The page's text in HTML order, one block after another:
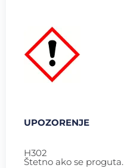
UPOZORENJE
H302
Štetno ako se proguta.